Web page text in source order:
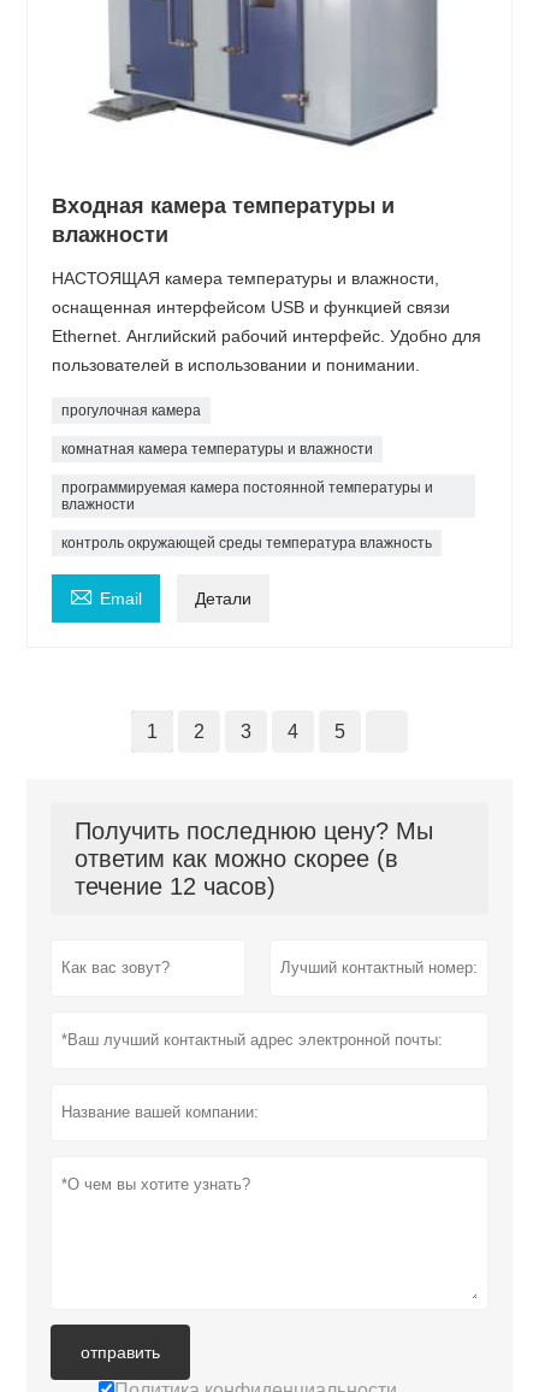
Входная камера температуры и
влажности
НАСТОЯЩАЯ камера температуры и влажности,
оснащенная интерфейсом USB и функцией связи
Ethernet. Английский рабочий интерфейс. Удобно для
пользователей в использовании и понимании.
прогулочная камера
комнатная камера температуры и влажности
программируемая камера постоянной температуры и
влажности
контроль окружающей среды температура влажность
 Email Детали
1 2 3 4 5
Получить последнюю цену? Мы
ответим как можно скорее (в
течение 12 часов)
отправить